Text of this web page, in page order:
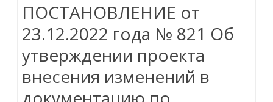
ПОСТАНОВЛЕНИЕ от
23.12.2022 года № 821 Об
утверждении проекта
внесения изменений в